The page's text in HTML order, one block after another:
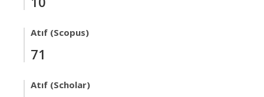
Atıf (Scopus)
71
Atıf (Scholar)